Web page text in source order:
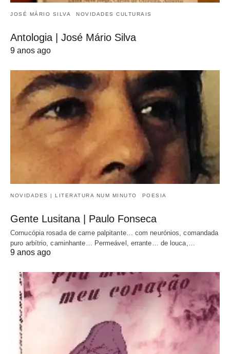
JOSÉ MÁRIO SILVA NOVIDADES CULTURAIS
Antologia | José Mário Silva
9 anos ago
NOVIDADES | LITERATURA NUM MINUTO POESIA
Gente Lusitana | Paulo Fonseca
Cornucópia rosada de carne palpitante… com neurónios, comandada
puro arbítrio, caminhante… Permeável, errante… de louca,…
9 anos ago